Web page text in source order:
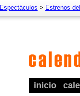
inicio
Espectáculos > Estrenos